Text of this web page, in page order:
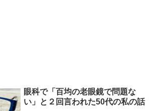
眼科で「百均の老眼鏡で問題な
い」と２回言われた50代の私の話